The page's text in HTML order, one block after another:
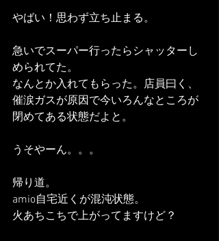
やばい！思わず立ち止まる。
急いでスーパー行ったらシャッターし
められてた。
なんとか入れてもらった。店員曰く、
催涙ガスが原因で今いろんなところが
閉めてある状態だよと。
うそやーん。。。
帰り道。
amio自宅近くが混沌状態。
火あちこちで上がってますけど？